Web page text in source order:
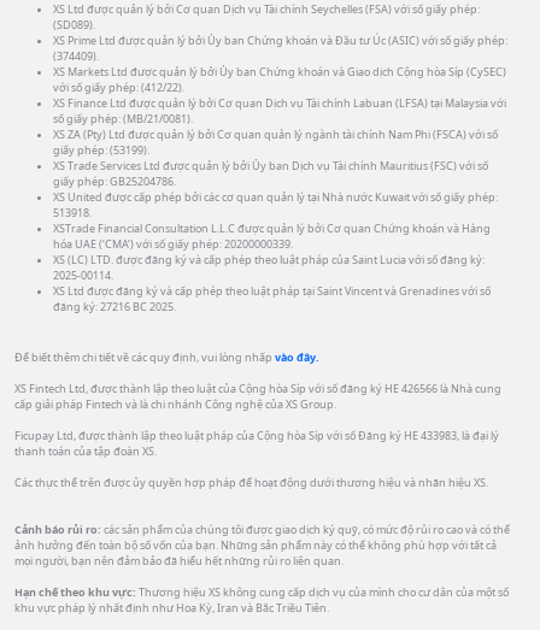
XS Ltd được quản lý bởi Cơ quan Dịch vụ Tài chính Seychelles (FSA) với số giấy phép:
(SD089).
XS Prime Ltd được quản lý bởi Ủy ban Chứng khoán và Đầu tư Úc (ASIC) với số giấy phép:
(374409).
XS Markets Ltd được quản lý bởi Ủy ban Chứng khoán và Giao dịch Cộng hòa Síp (CySEC)
với số giấy phép: (412/22).
XS Finance Ltd được quản lý bởi Cơ quan Dịch vụ Tài chính Labuan (LFSA) tại Malaysia với
số giấy phép: (MB/21/0081).
XS ZA (Pty) Ltd được quản lý bởi Cơ quan quản lý ngành tài chính Nam Phi (FSCA) với số
giấy phép: (53199).
XS Trade Services Ltd được quản lý bởi Ủy ban Dịch vụ Tài chính Mauritius (FSC) với số
giấy phép: GB25204786.
XS United được cấp phép bởi các cơ quan quản lý tại Nhà nước Kuwait với số giấy phép:
513918.
XSTrade Financial Consultation L.L.C được quản lý bởi Cơ quan Chứng khoán và Hàng
hóa UAE (‘CMA’) với số giấy phép: 20200000339.
XS (LC) LTD. được đăng ký và cấp phép theo luật pháp của Saint Lucia với số đăng ký:
2025-00114.
XS Ltd được đăng ký và cấp phép theo luật pháp tại Saint Vincent và Grenadines với số
đăng ký: 27216 BC 2025.
Để biết thêm chi tiết về các quy định, vui lòng nhấp vào đây.
XS Fintech Ltd, được thành lập theo luật của Cộng hòa Síp với số đăng ký HE 426566 là Nhà cung
cấp giải pháp Fintech và là chi nhánh Công nghệ của XS Group.
Ficupay Ltd, được thành lập theo luật pháp của Cộng hòa Síp với số Đăng ký HE 433983, là đại lý
thanh toán của tập đoàn XS.
Các thực thể trên được ủy quyền hợp pháp để hoạt động dưới thương hiệu và nhãn hiệu XS.
Cảnh báo rủi ro: các sản phẩm của chúng tôi được giao dịch ký quỹ, có mức độ rủi ro cao và có thể
ảnh hưởng đến toàn bộ số vốn của bạn. Những sản phẩm này có thể không phù hợp với tất cả
mọi người, bạn nên đảm bảo đã hiểu hết những rủi ro liên quan.
Hạn chế theo khu vực: Thương hiệu XS không cung cấp dịch vụ của mình cho cư dân của một số
khu vực pháp lý nhất định như Hoa Kỳ, Iran và Bắc Triều Tiên.